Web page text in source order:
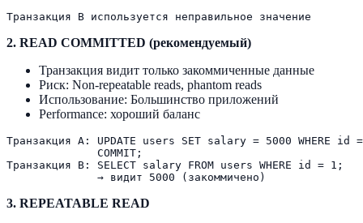
2. READ COMMITTED (рекомендуемый)
Транзакция видит только закоммиченные данные
Риск: Non-repeatable reads, phantom reads
Использование: Большинство приложений
Performance: хороший баланс
Транзакция A: UPDATE users SET salary = 5000 WHERE id
              COMMIT;
Транзакция B: SELECT salary FROM users WHERE id = 1;
3. REPEATABLE READ